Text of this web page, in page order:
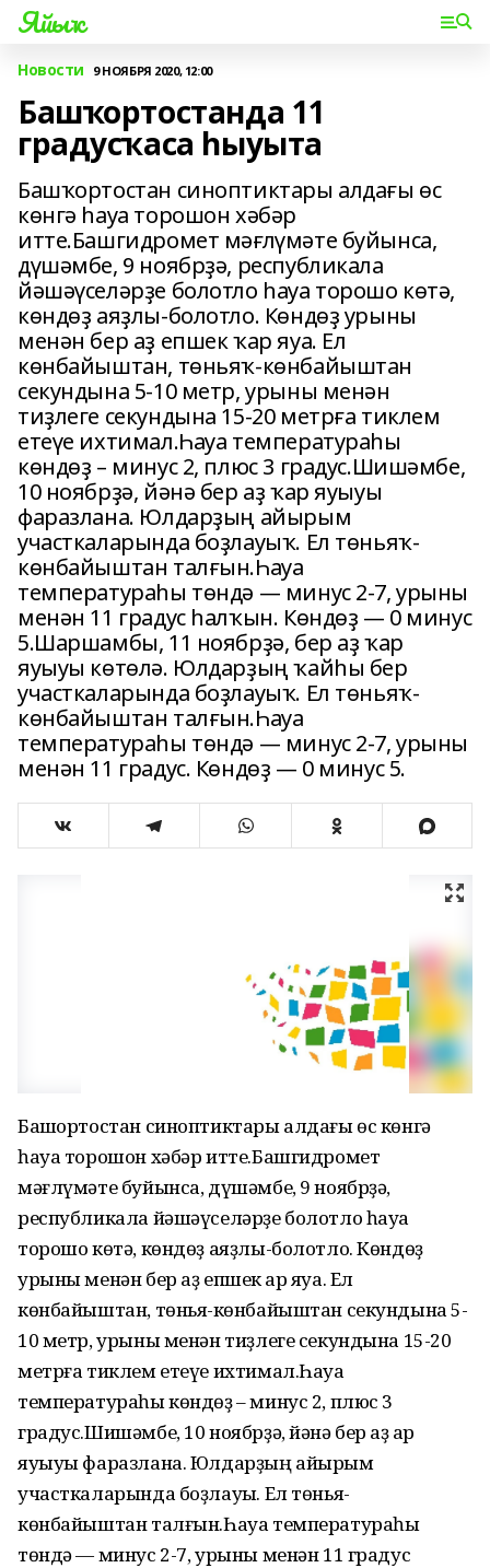
Яйыҡ
Новости 9 НОЯБРЯ 2020, 12:00
Башҡортостанда 11
градусҡаса һыуыта
Башҡортостан синоптиктары алдағы өс
көнгә һауа торошон хәбәр
итте.Башгидромет мәғлүмәте буйынса,
дүшәмбе, 9 ноябрҙә, республикала
йәшәүселәрҙе болотло һауа торошо көтә,
көндөҙ аяҙлы-болотло. Көндөҙ урыны
менән бер аҙ епшек ҡар яуа. Ел
көнбайыштан, төньяҡ-көнбайыштан
секундына 5-10 метр, урыны менән
тиҙлеге секундына 15-20 метрға тиклем
етеүе ихтимал.Һауа температураһы
көндөҙ – минус 2, плюс 3 градус.Шишәмбе,
10 ноябрҙә, йәнә бер аҙ ҡар яуыуы
фаразлана. Юлдарҙың айырым
участкаларында боҙлауыҡ. Ел төньяҡ-
көнбайыштан талғын.Һауа
температураһы төндә — минус 2-7, урыны
менән 11 градус һалҡын. Көндөҙ — 0 минус
5.Шаршамбы, 11 ноябрҙә, бер аҙ ҡар
яуыуы көтөлә. Юлдарҙың ҡайһы бер
участкаларында боҙлауыҡ. Ел төньяҡ-
көнбайыштан талғын.Һауа
температураһы төндә — минус 2-7, урыны
менән 11 градус. Көндөҙ — 0 минус 5.
Башҡортостан синоптиктары алдағы өс көнгә
һауа торошон хәбәр итте.Башгидромет
мәғлүмәте буйынса, дүшәмбе, 9 ноябрҙә,
республикала йәшәүселәрҙе болотло һауа
торошо көтә, көндөҙ аяҙлы-болотло. Көндөҙ
урыны менән бер аҙ епшек ҡар яуа. Ел
көнбайыштан, төньяҡ-көнбайыштан секундына 5-
10 метр, урыны менән тиҙлеге секундына 15-20
метрға тиклем етеүе ихтимал.Һауа
температураһы көндөҙ – минус 2, плюс 3
градус.Шишәмбе, 10 ноябрҙә, йәнә бер аҙ ҡар
яуыуы фаразлана. Юлдарҙың айырым
участкаларында боҙлауыҡ. Ел төньяҡ-
көнбайыштан талғын.Һауа температураһы
төндә — минус 2-7, урыны менән 11 градус